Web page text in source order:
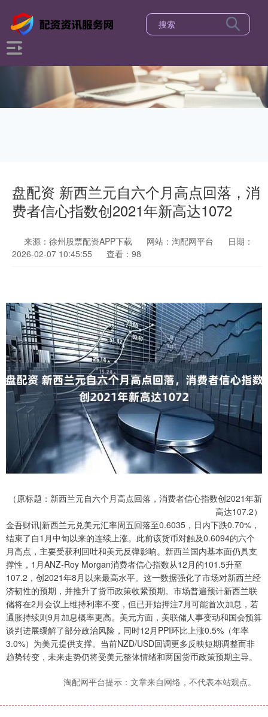
盘配资 新西兰元自六个月高点回落，消
费者信心指数创2021年新高达1072
来源：徐州股票配资APP下载 网站：淘配网平台
日期：
2026-02-07 10:45:55
查看：98
（原标题：新西兰元自六个月高点回落，消费者信心指数创2021年新
高达107.2）
金吾财讯|新西兰元兑美元汇率周五回落至0.6035，日内下跌0.70%，
结束了自1月中旬以来的连续上涨。此前该货币对触及0.6094的六个
月高点，主要受获利回吐和美元反弹影响。新西兰国内基本面仍具支
撑性，1月ANZ-Roy Morgan消费者信心指数从12月的101.5升至
107.2，创2021年8月以来最高水平。这一数据强化了市场对新西兰经
济韧性的预期，并推升了货币政策收紧预期。市场普遍预计新西兰联
储将在2月会议上维持利率不变，但已开始押注7月可能首次加息，若
通胀持续则9月加息概率更高。美元方面，美联储人事变动和国会预算
谈判进展缓解了部分政治风险，同时12月PPI环比上涨0.5%（年率
3.0%）为美元提供支撑。当前NZD/USD回调更多反映短期调整而非
趋势转变，未来走势仍将受美元整体情绪和两国货币政策预期主导。
淘配网平台提示：文章来自网络，不代表本站观点。